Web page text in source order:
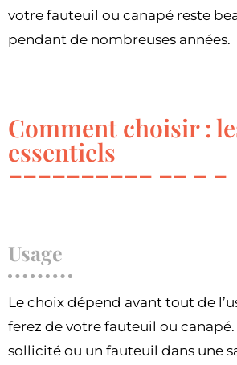
votre fauteuil ou canapé reste
pendant de nombreuses années.
Comment choisir :
essentiels
Usage
Le choix dépend avant tout de
ferez de votre fauteuil ou
sollicité ou un fauteuil dans une